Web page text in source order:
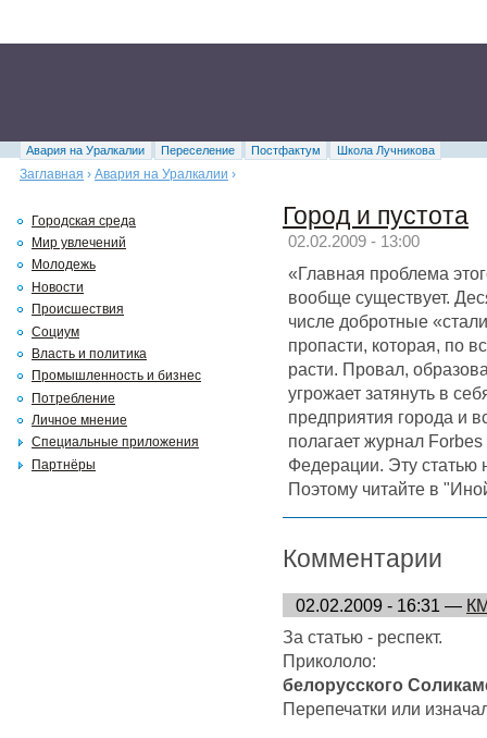
Авария на Уралкалии Переселение Постфактум
Школа Лучникова
Заглавная › Авария на Уралкалии ›
Город и пустота
02.02.2009 - 13:00
«Главная проблема
вообще существует.
числе добротные
пропасти, которая, по
расти. Провал,
угрожает затянуть в
предприятия города и
полагает журнал
Федерации. Эту
Поэтому читайте в
Комментарии
02.02.2009 - 16:31 —
За статью - респект.
Прикололо:
белорусского
Перепечатки или
Городская среда
Мир увлечений
Молодежь
Новости
Происшествия
Социум
Власть и политика
Промышленность и бизнес
Потребление
Личное мнение
Специальные приложения
Партнёры